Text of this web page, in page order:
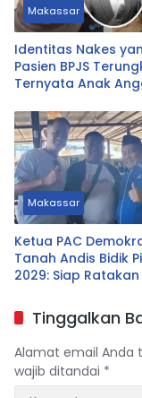
Makassar
Identitas Nakes
Pasien BPJS
Ternyata Anak
Makassar
Ketua PAC
Tanah Andis Bidik
2029: Siap
Tinggalkan
Alamat email Anda
wajib ditandai *